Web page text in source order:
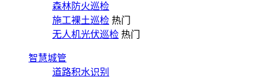
森林防火巡检
施工裸土巡检 热门
无人机光伏巡检 热门
智慧城管
道路积水识别